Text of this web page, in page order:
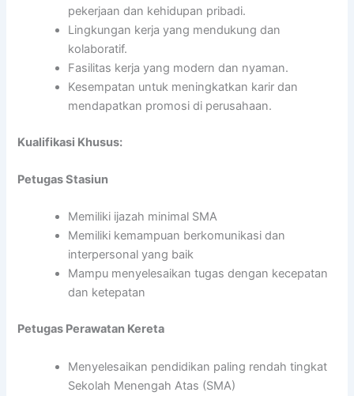
pekerjaan dan kehidupan pribadi.
Lingkungan kerja yang mendukung dan
kolaboratif.
Fasilitas kerja yang modern dan nyaman.
Kesempatan untuk meningkatkan karir dan
mendapatkan promosi di perusahaan.
Kualifikasi Khusus:
Petugas Stasiun
Memiliki ijazah minimal SMA
Memiliki kemampuan berkomunikasi dan
interpersonal yang baik
Mampu menyelesaikan tugas dengan kecepatan
dan ketepatan
Petugas Perawatan Kereta
Menyelesaikan pendidikan paling rendah tingkat
Sekolah Menengah Atas (SMA)